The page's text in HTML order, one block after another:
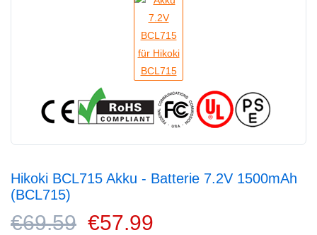
Hikoki BCL715 Akku - Batterie 7.2V 1500mAh
(BCL715)
€69.59 €57.99